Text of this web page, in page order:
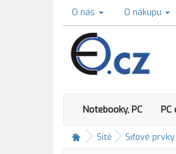
O nás O nákupu
Notebooky, PC PC
Sítě Síťové